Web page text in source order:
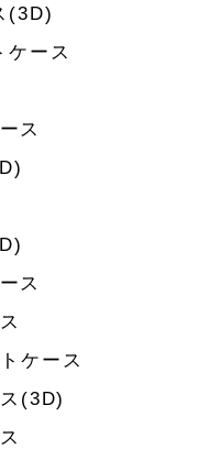
(3D)
ース
ス
ス
ケース
(3D)